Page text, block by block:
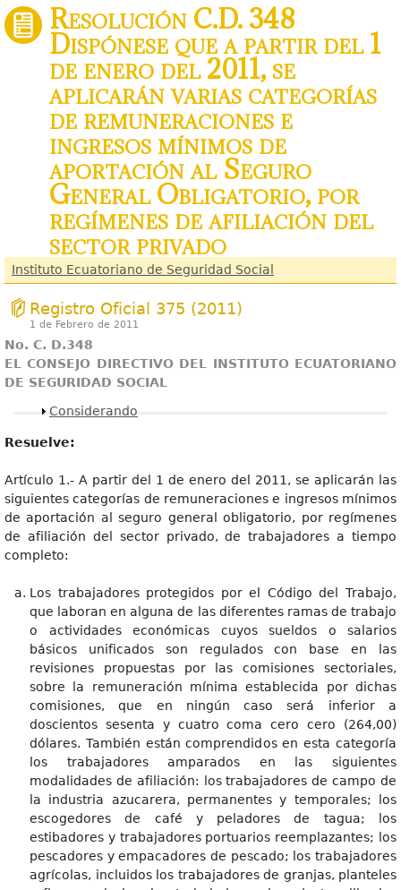
Resolución C.D. 348
Dispónese que a partir del 1
de enero del 2011, se
aplicarán varias categorías
de remuneraciones e
ingresos mínimos de
aportación al Seguro
General Obligatorio, por
regímenes de afiliación del
sector privado
Instituto Ecuatoriano de Seguridad Social
Registro Oficial 375 (2011)
1 de Febrero de 2011
No. C. D.348
EL CONSEJO DIRECTIVO DEL INSTITUTO ECUATORIANO
DE SEGURIDAD SOCIAL
Mostrar
Considerando
Resuelve:
Artículo 1.- A partir del 1 de enero del 2011, se aplicarán las
siguientes categorías de remuneraciones e ingresos mínimos
de aportación al seguro general obligatorio, por regímenes
de afiliación del sector privado, de trabajadores a tiempo
completo:
Los trabajadores protegidos por el Código del Trabajo,
que laboran en alguna de las diferentes ramas de trabajo
o actividades económicas cuyos sueldos o salarios
básicos unificados son regulados con base en las
revisiones propuestas por las comisiones sectoriales,
sobre la remuneración mínima establecida por dichas
comisiones, que en ningún caso será inferior a
doscientos sesenta y cuatro coma cero cero (264,00)
dólares. También están comprendidos en esta categoría
los trabajadores amparados en las siguientes
modalidades de afiliación: los trabajadores de campo de
la industria azucarera, permanentes y temporales; los
escogedores de café y peladores de tagua; los
estibadores y trabajadores portuarios reemplazantes; los
pescadores y empacadores de pescado; los trabajadores
agrícolas, incluidos los trabajadores de granjas, planteles